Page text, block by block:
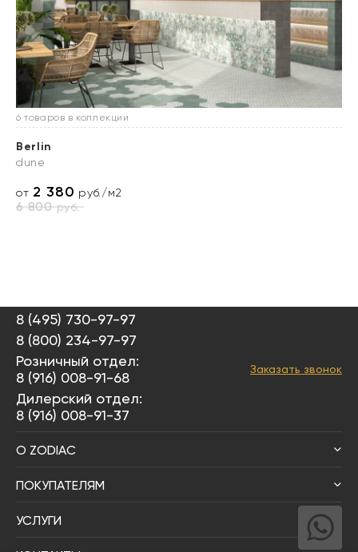
6 товаров в коллекции
Berlin
dune
от 2 380 руб./м2
6 800руб.
8 (495) 730-97-97
8 (800) 234-97-97
Розничный отдел:
8 (916) 008-91-68
Дилерский отдел:
8 (916) 008-91-37
Заказать звонок
О ZODIAC
ПОКУПАТЕЛЯМ
УСЛУГИ